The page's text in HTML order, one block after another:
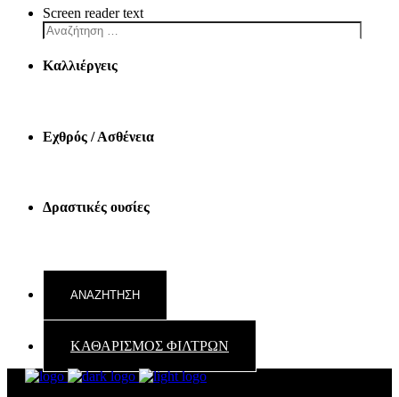
Screen reader text
Καλλιέργεις
Εχθρός / Ασθένεια
Δραστικές ουσίες
ΚΑΘΑΡΙΣΜΟΣ ΦΙΛΤΡΩΝ